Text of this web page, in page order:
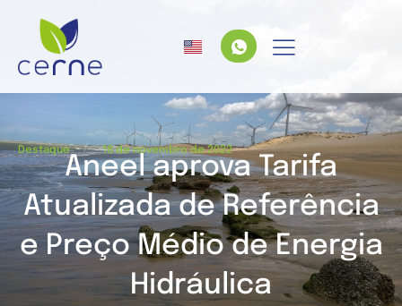
Destaque / 18 de novembro de 2022
Aneel aprova Tarifa
Atualizada de Referência
e Preço Médio de Energia
Hidráulica